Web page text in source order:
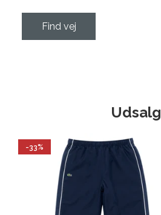
Find vej
Udsalg
-33%